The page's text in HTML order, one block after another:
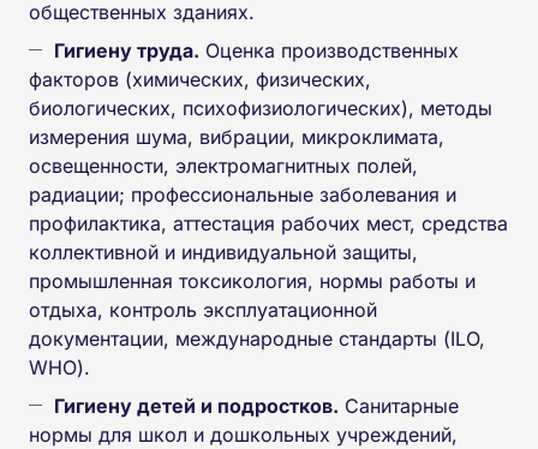
общественных зданиях.
Гигиену труда. Оценка производственных
факторов (химических, физических,
биологических, психофизиологических), методы
измерения шума, вибрации, микроклимата,
освещенности, электромагнитных полей,
радиации; профессиональные заболевания и
профилактика, аттестация рабочих мест, средства
коллективной и индивидуальной защиты,
промышленная токсикология, нормы работы и
отдыха, контроль эксплуатационной
документации, международные стандарты (ILO,
WHO).
Гигиену детей и подростков. Санитарные
нормы для школ и дошкольных учреждений,